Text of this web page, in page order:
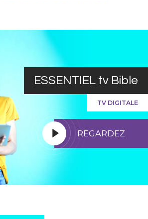
ESSENTIEL tv Bible
TV DIGITALE
REGARDEZ